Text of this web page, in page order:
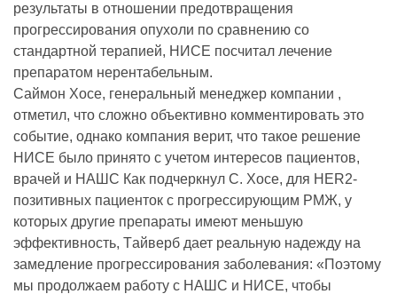
результаты в отношении предотвращения
прогрессирования опухоли по сравнению со
стандартной терапией, НИСЕ посчитал лечение
препаратом нерентабельным.
Саймон Хосе, генеральный менеджер компании ,
отметил, что сложно объективно комментировать это
событие, однако компания верит, что такое решение
НИСЕ было принято с учетом интересов пациентов,
врачей и НАШС Как подчеркнул С. Хосе, для HER2-
позитивных пациенток с прогрессирующим РМЖ, у
которых другие препараты имеют меньшую
эффективность, Tайверб дает реальную надежду на
замедление прогрессирования заболевания: «Поэтому
мы продолжаем работу с НАШС и НИСЕ, чтобы